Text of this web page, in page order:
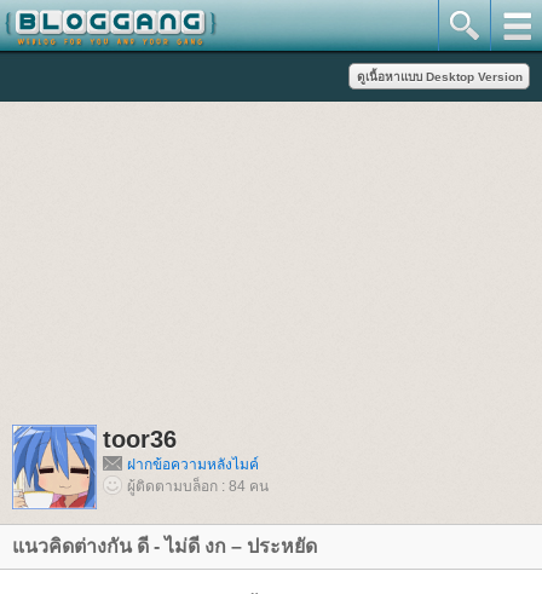
toor36
ฝากข้อความหลังไมค์
ผู้ติดตามบล็อก : 84 คน
นวคิดต่างกัน ดี - ไม่ดี งก – ประหยัด